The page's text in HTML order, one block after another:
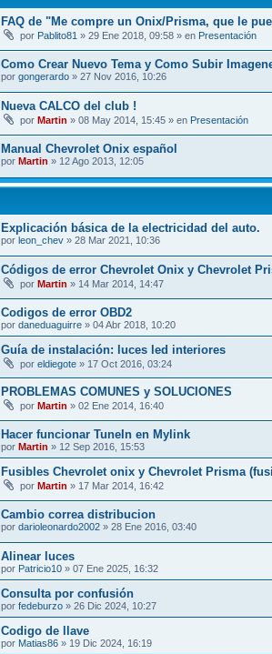
FAQ de "Me compre un Onix/Prisma, que le
por Pablito81 » 29 Ene 2018, 09:58 » en Presentación
Como Crear Nuevo Tema y Como Subir
por gongerardo » 27 Nov 2016, 10:26
Nueva CALCO del club !
por Martin » 08 May 2014, 15:45 » en Presentación
Manual Chevrolet Onix español
por Martin » 12 Ago 2013, 12:05
Explicación básica de la electricidad del auto.
por leon_chev » 28 Mar 2021, 10:36
Códigos de error Chevrolet Onix y Chevrolet
por Martin » 14 Mar 2014, 14:47
Codigos de error OBD2
por daneduaguirre » 04 Abr 2018, 10:20
Guía de instalación: luces led interiores
por eldiegote » 17 Oct 2016, 03:24
PROBLEMAS COMUNES y SOLUCIONES
por Martin » 02 Ene 2014, 16:40
Hacer funcionar TuneIn en Mylink
por Martin » 12 Sep 2016, 15:53
Fusibles Chevrolet onix y Chevrolet Prisma
por Martin » 17 Mar 2014, 16:42
Cambio correa distribucion
por darioleonardo2002 » 28 Ene 2016, 03:40
Alinear luces
por Patricio10 » 07 Ene 2025, 16:32
Consulta por confusión
por fedeburzo » 26 Dic 2024, 10:27
Codigo de llave
por Matias86 » 19 Dic 2024, 16:19